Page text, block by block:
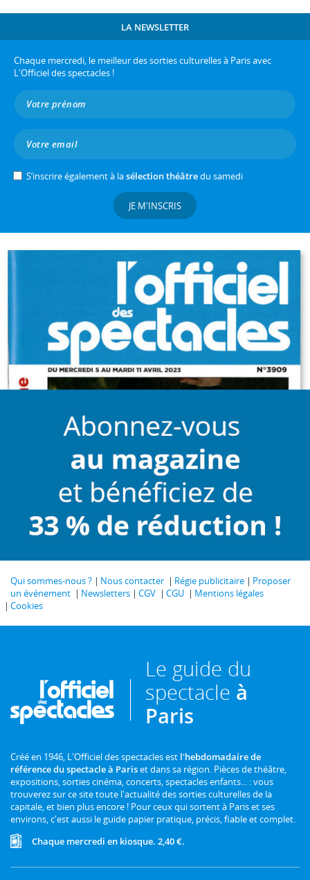
LA NEWSLETTER
Chaque mercredi, le meilleur des sorties culturelles à Paris avec
L'Officiel des spectacles !
S’inscrire également à lasélection théâtredu samedi
JE M'INSCRIS
Qui sommes-nous ? Nous contacter Régie publicitaire
Proposer
un événement
Newsletters CGV CGU
Mentions légales
Cookies
Le guide du
spectacle à
Paris
Créé en 1946, L'Officiel des spectacles est l'hebdomadaire de
référence du spectacle à Pariset dans sa région. Pièces de théâtre,
expositions, sorties cinéma, concerts, spectacles enfants... : vous
trouverez sur ce site toute l'actualité des sorties culturelles de la
capitale, et bien plus encore ! Pour ceux qui sortent à Paris et ses
environs, c'est aussi le guide papier pratique, précis, fiable et complet.
Chaque mercredi en kiosque. 2,40 €.